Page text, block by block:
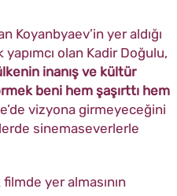
yer aldığı
olan Kadir Doğulu,
inanış ve kültür
beni hem şaşırttı hem
vizyona girmeyeceğini
sinemaseverlerle
yer almasının